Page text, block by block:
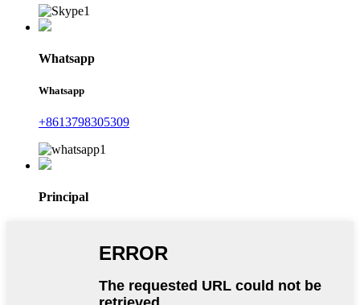
Whatsapp
Whatsapp
+8613798305309
Principal